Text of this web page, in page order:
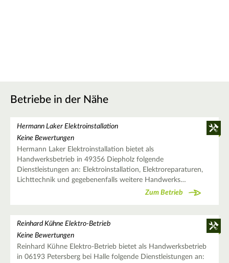
Betriebe in der Nähe
Hermann Laker Elektroinstallation
Keine Bewertungen
Hermann Laker Elektroinstallation bietet als
Handwerksbetrieb in 49356 Diepholz folgende
Dienstleistungen an: Elektroinstallation, Elektroreparaturen,
Lichttechnik und gegebenenfalls weitere Handwerks…
Zum Betrieb
Reinhard Kühne Elektro-Betrieb
Keine Bewertungen
Reinhard Kühne Elektro-Betrieb bietet als Handwerksbetrieb
in 06193 Petersberg bei Halle folgende Dienstleistungen an: